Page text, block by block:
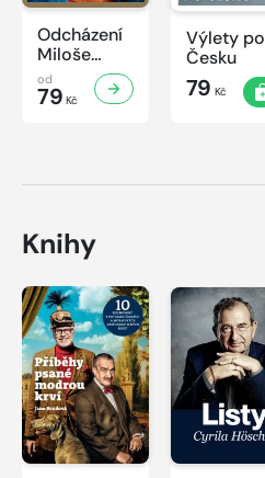
Odcházení
Miloše
Zemana
od
79 Kč
Výlety po
Česku
79 Kč
Knihy